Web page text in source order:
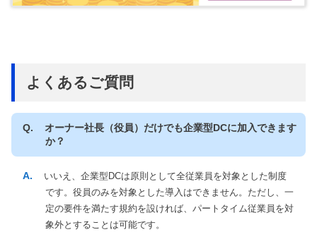
よくあるご質問
オーナー社長（役員）だけでも企業型DCに加入できます
か？
いいえ、企業型DCは原則として全従業員を対象とした制度
です。役員のみを対象とした導入はできません。ただし、一
定の要件を満たす規約を設ければ、パートタイム従業員を対
象外とすることは可能です。